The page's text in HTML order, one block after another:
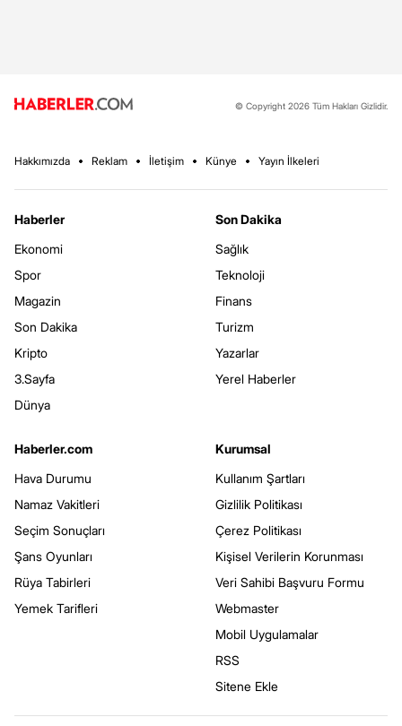
© Copyright 2026 Tüm Hakları Gizlidir.
Hakkımızda Reklam İletişim Künye Yayın İlkeleri
Haberler
Ekonomi
Spor
Magazin
Son Dakika
Kripto
3.Sayfa
Dünya
Son Dakika
Sağlık
Teknoloji
Finans
Turizm
Yazarlar
Yerel Haberler
Haberler.com
Hava Durumu
Namaz Vakitleri
Seçim Sonuçları
Şans Oyunları
Rüya Tabirleri
Yemek Tarifleri
Kurumsal
Kullanım Şartları
Gizlilik Politikası
Çerez Politikası
Kişisel Verilerin Korunması
Veri Sahibi Başvuru Formu
Webmaster
Mobil Uygulamalar
RSS
Sitene Ekle